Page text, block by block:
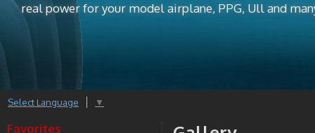
real power for your model airplane, PPG, Ull and
Select Language ▼
Favorites